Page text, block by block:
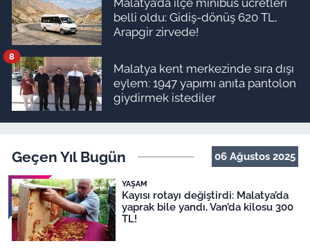
Malatya’da ilçe minibüs ücretleri
belli oldu: Gidiş-dönüş 620 TL,
Arapgir zirvede!
Malatya kent merkezinde sıra dışı
eylem: 1947 yapımı anıta pantolon
giydirmek istediler
8
Geçen Yıl Bugün 06 Ağustos 2025
YAŞAM
Kayısı rotayı değiştirdi: Malatya’da
yaprak bile yandı, Van’da kilosu 300
TL!